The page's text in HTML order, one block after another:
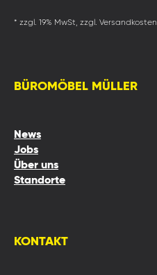
* zzgl. 19% MwSt, zzgl. Versandkosten
BÜROMÖBEL MÜLLER
News
Jobs
Über uns
Standorte
KONTAKT